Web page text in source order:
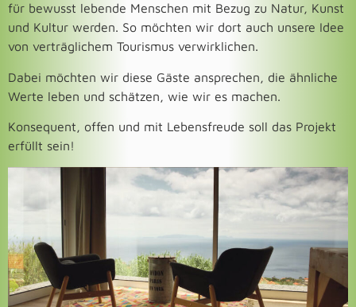
für bewusst lebende Menschen mit Bezug zu Natur, Kunst
und Kultur werden. So möchten wir dort auch unsere Idee
von verträglichem Tourismus verwirklichen.
Dabei möchten wir diese Gäste ansprechen, die ähnliche
Werte leben und schätzen, wie wir es machen.
Konsequent, offen und mit Lebensfreude soll das Projekt
erfüllt sein!